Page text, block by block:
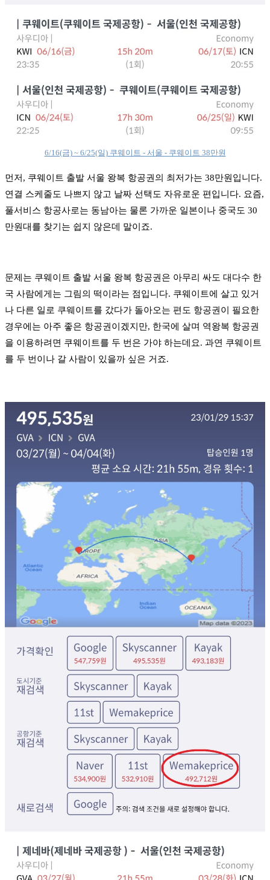
6/16(금) ~ 6/25(일) 쿠웨이트 - 서울 - 쿠웨이트 38만원
먼저, 쿠웨이트 출발 서울 왕복 항공권의 최저가는 38만원입니다.
연결 스케줄도 나쁘지 않고 날짜 선택도 자유로운 편입니다. 요즘,
풀서비스 항공사로는 동남아는 물론 가까운 일본이나 중국도 30
만원대를 찾기는 쉽지 않은데 말이죠.
문제는 쿠웨이트 출발 서울 왕복 항공권은 아무리 싸도 대다수 한
국 사람에게는 그림의 떡이라는 점입니다. 쿠웨이트에 살고 있거
나 다른 일로 쿠웨이트를 갔다가 돌아오는 편도 항공권이 필요한
경우에는 아주 좋은 항공권이겠지만, 한국에 살며 역왕복 항공권
을 이용하려면 쿠웨이트를 두 번은 가야 하는데요. 과연 쿠웨이트
를 두 번이나 갈 사람이 있을까 싶은 거죠.